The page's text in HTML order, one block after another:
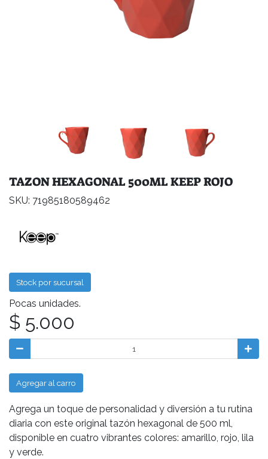
TAZON HEXAGONAL 500ML KEEP ROJO
SKU: 71985180589462
Stock por sucursal
Pocas unidades.
$ 5.000
Agregar al carro
Agrega un toque de personalidad y diversión a tu rutina
diaria con este original tazón hexagonal de 500 ml,
disponible en cuatro vibrantes colores: amarillo, rojo, lila
y verde.